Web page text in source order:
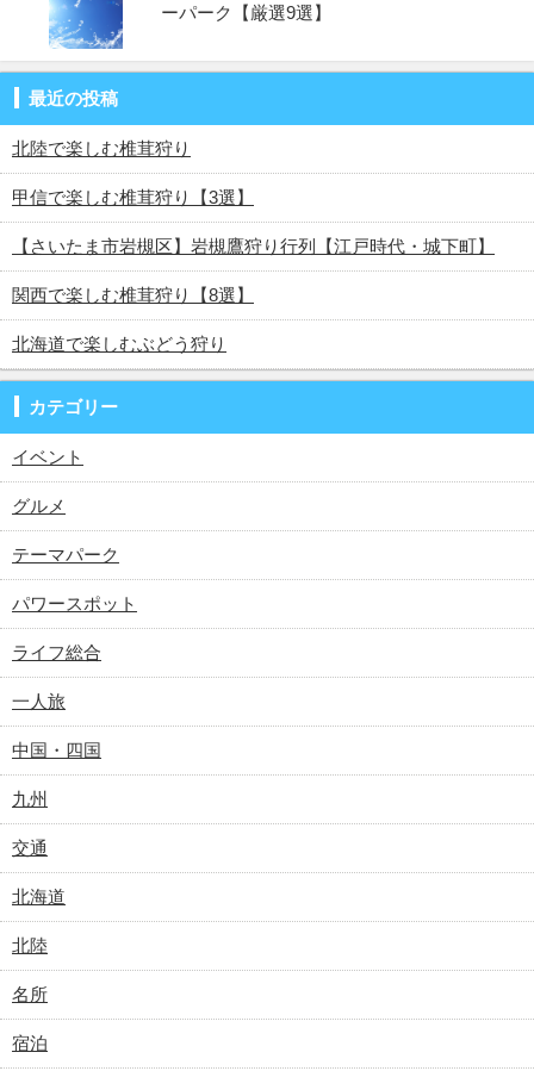
ーパーク【厳選9選】
最近の投稿
北陸で楽しむ椎茸狩り
甲信で楽しむ椎茸狩り【3選】
【さいたま市岩槻区】岩槻鷹狩り行列【江戸時代・城下町】
関西で楽しむ椎茸狩り【8選】
北海道で楽しむぶどう狩り
カテゴリー
イベント
グルメ
テーマパーク
パワースポット
ライフ総合
一人旅
中国・四国
九州
交通
北海道
北陸
名所
宿泊